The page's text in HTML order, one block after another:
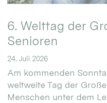
6. Welttag der
Senioren
24. Juli 2026
Am kommenden
weltweite Tag der
Menschen unter dem